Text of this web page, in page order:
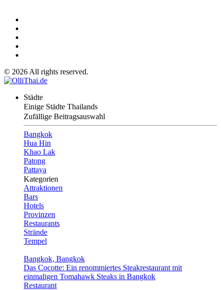
© 2026 All rights reserved.
Städte
Einige Städte Thailands
Zufällige Beitragsauswahl
Bangkok
Hua Hin
Khao Lak
Patong
Pattaya
Kategorien
Attraktionen
Bars
Hotels
Provinzen
Restaurants
Strände
Tempel
Bangkok, Bangkok
Das Cocotte: Ein renommiertes Steakrestaurant mit
einmaligen Tomahawk Steaks in Bangkok
Restaurant